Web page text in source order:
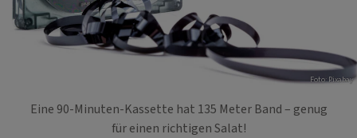
Foto: Pixabay
Eine 90-Minuten-Kassette hat 135 Meter Band – genug
für einen richtigen Salat!